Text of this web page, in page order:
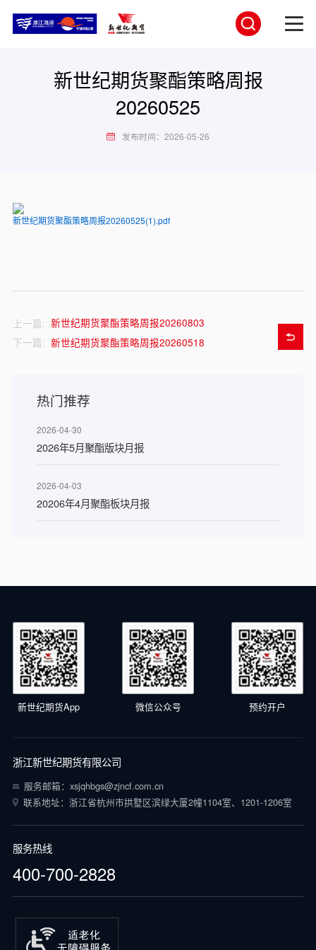
新世纪期货聚酯策略周报
20260525
发布时间：2026-05-26
新世纪期货聚酯策略周报20260525(1).pdf
上一篇: 新世纪期货聚酯策略周报20260803
下一篇: 新世纪期货聚酯策略周报20260518
热门推荐
2026-04-30
2026年5月聚酯版块月报
2026-04-03
20206年4月聚酯板块月报
新世纪期货App 微信公众号 预约开户
浙江新世纪期货有限公司
服务邮箱：xsjqhbgs@zjncf.com.cn
联系地址：浙江省杭州市拱墅区滨绿大厦2幢1104室、1201-1206室
服务热线
400-700-2828